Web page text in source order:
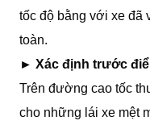
tốc độ bằng với xe đã
toàn.
► Xác định trước
Trên đường cao tốc
cho những lái xe mệt